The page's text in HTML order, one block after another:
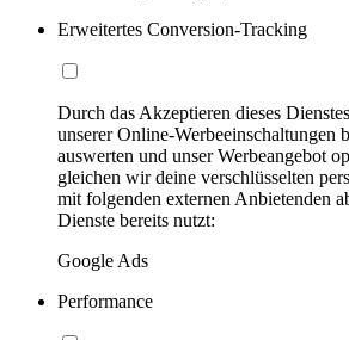
Erweitertes Conversion-Tracking
Durch das Akzeptieren dieses
unserer Online-Werbeeinschaltungen
auswerten und unser Werbeangebot
gleichen wir deine verschlüsselten
mit folgenden externen Anbietenden
Dienste bereits nutzt:
Google Ads
Performance